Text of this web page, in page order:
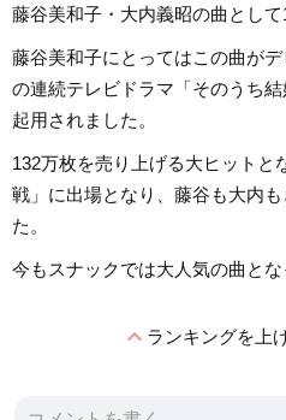
藤谷美和子・大内義昭の曲として
藤谷美和子にとってはこの曲が
の連続テレビドラマ「そのうち
起用されました。
132万枚を売り上げる大ヒットと
戦」に出場となり、藤谷も大内
た。
今もスナックでは大人気の曲とな
expand_lessランキングを上